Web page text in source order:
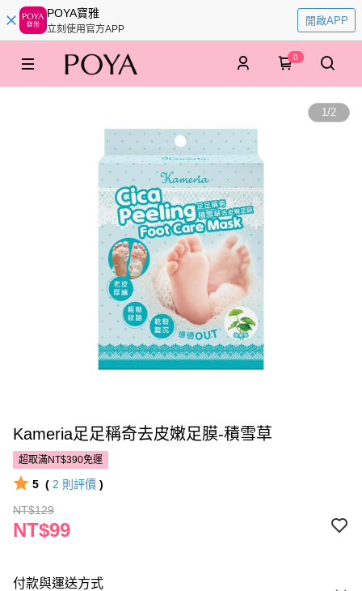
POYA寶雅
立刻使用官方APP
開啟APP
0
1/2
Kameria足足稱奇去皮嫩足膜-積雪草
超取滿NT$390免運
5 ( 2 則評價 )
NT$129
NT$99
付款與運送方式